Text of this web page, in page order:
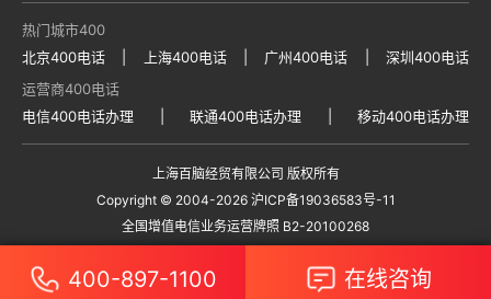
热门城市400
北京400电话
上海400电话 广州400电话
深圳400电话
运营商400电话
电信400电话办理
联通400电话办理 移动400电话办理
上海百脑经贸有限公司 版权所有
Copyright © 2004-2026 沪ICP备19036583号-11
全国增值电信业务运营牌照 B2-20100268
400-897-1100 在线咨询